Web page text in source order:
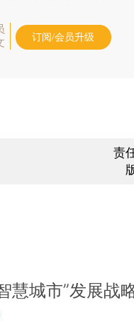
订阅/会员升级
责
慧城市”发展战